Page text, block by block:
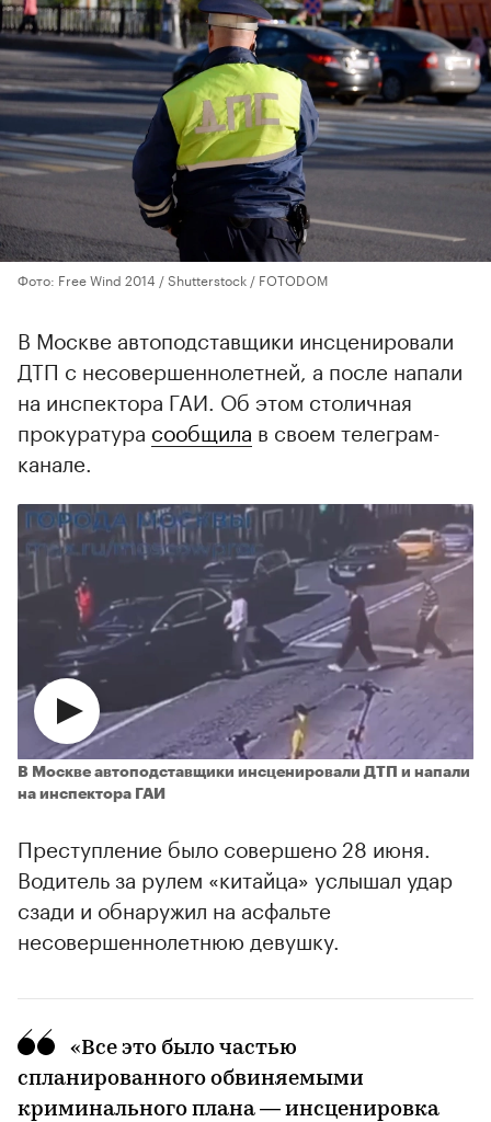
Фото: Free Wind 2014 / Shutterstock / FOTODOM
В Москве автоподставщики инсценировали
ДТП с несовершеннолетней, а после напали
на инспектора ГАИ. Об этом столичная
прокуратура сообщила в своем телеграм-
канале.
В Москве автоподставщики инсценировали ДТП и напали
на инспектора ГАИ
Преступление было совершено 28 июня.
Водитель за рулем «китайца» услышал удар
сзади и обнаружил на асфальте
несовершеннолетнюю девушку.
«Все это было частью
спланированного обвиняемыми
криминального плана — инсценировка